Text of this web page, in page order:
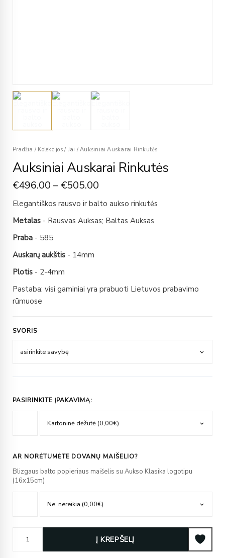
Pradžia / Kolekcijos / Jai /Auksiniai Auskarai Rinkutės
Auksiniai Auskarai Rinkutės
€496.00 – €505.00
Elegantiškos rausvo ir balto aukso rinkutės
Metalas - Rausvas Auksas; Baltas Auksas
Praba - 585
Auskarų aukštis - 14mm
Plotis - 2-4mm
Pastaba: visi gaminiai yra prabuoti Lietuvos prabavimo
rūmuose
SVORIS
PASIRINKITE ĮPAKAVIMĄ:
AR NORĖTUMĖTE DOVANŲ MAIŠELIO?
Blizgaus balto popieriaus maišelis su Aukso Klasika logotipu
(16x15cm)
Į KREPŠELĮ